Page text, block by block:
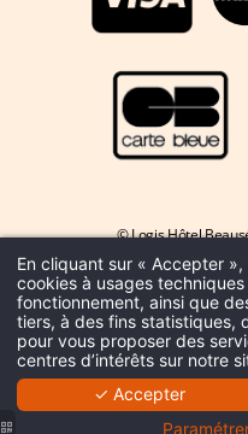
© Logis Hôtel
RÉSERVÉS.MENTIONS
En cliquant sur « Accepter
cookies à usages
fonctionnement, ainsi que
tiers, à des fins statistiques,
pour vous proposer des
centres d’intérêts sur notre
✓ Accepter